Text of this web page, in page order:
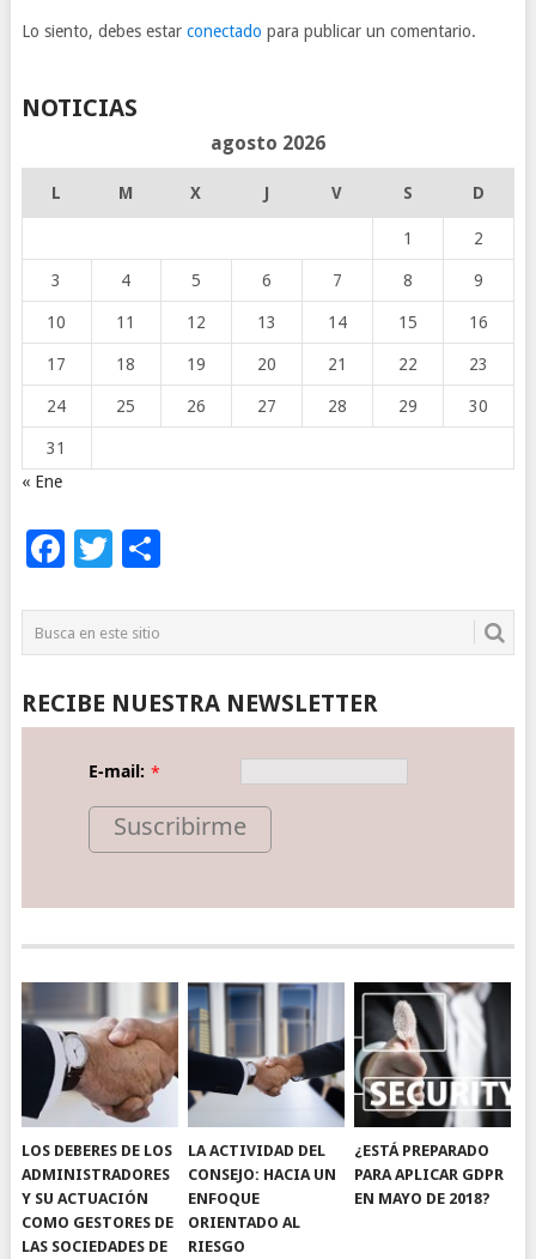
Lo siento, debes estar conectado para publicar un comentario.
NOTICIAS
agosto 2026
L M X J V S D
1 2
3 4 5 6 7 8 9
10 11 12 13 14 15 16
17 18 19 20 21 22 23
24 25 26 27 28 29 30
31
« Ene
Facebook
Twitter
Compartir
RECIBE NUESTRA NEWSLETTER
E-mail: *
Suscribirme
LOS DEBERES DE LOS
ADMINISTRADORES
Y SU ACTUACIÓN
COMO GESTORES DE
LAS SOCIEDADES DE
LA ACTIVIDAD DEL
CONSEJO: HACIA UN
ENFOQUE
ORIENTADO AL
RIESGO
¿ESTÁ PREPARADO
PARA APLICAR GDPR
EN MAYO DE 2018?